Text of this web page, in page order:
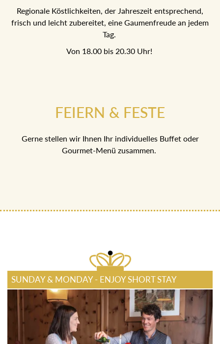
Regionale Köstlichkeiten, der Jahreszeit entsprechend,
frisch und leicht zubereitet, eine Gaumenfreude an jedem
Tag.
Von 18.00 bis 20.30 Uhr!
FEIERN & FESTE
Gerne stellen wir Ihnen Ihr individuelles Buffet oder
Gourmet-Menü zusammen.
SUNDAY & MONDAY - ENJOY SHORT STAY